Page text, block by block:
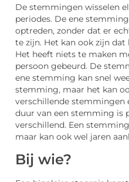
De stemmingen wisselen
periodes. De ene
optreden, zonder dat er
te zijn. Het kan ook zijn
Het heeft niets te maken
persoon gebeurd. De
ene stemming kan snel
stemming, maar het kan
verschillende stemmingen
duur van een stemming is
verschillend. Een
maar kan ook wel jaren
Bij wie?